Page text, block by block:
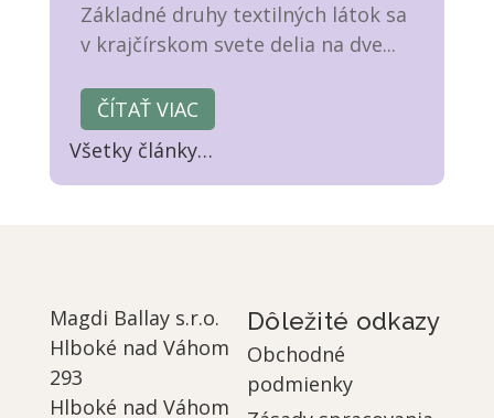
Základné druhy textilných látok sa
v krajčírskom svete delia na dve...
ČÍTAŤ VIAC
Všetky články…
Magdi Ballay s.r.o.
Hlboké nad Váhom
293
Hlboké nad Váhom
Dôležité odkazy
Obchodné
podmienky